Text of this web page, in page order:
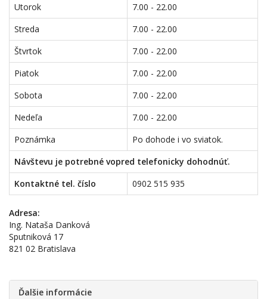
Utorok
7.00 - 22.00
Streda
7.00 - 22.00
Štvrtok
7.00 - 22.00
Piatok
7.00 - 22.00
Sobota
7.00 - 22.00
Nedeľa
7.00 - 22.00
Poznámka
Po dohode i vo sviatok.
Návštevu je potrebné vopred telefonicky dohodnúť.
Kontaktné tel. číslo
0902 515 935
Adresa:
Ing. Nataša Danková
Sputniková 17
821 02 Bratislava
Ďalšie informácie